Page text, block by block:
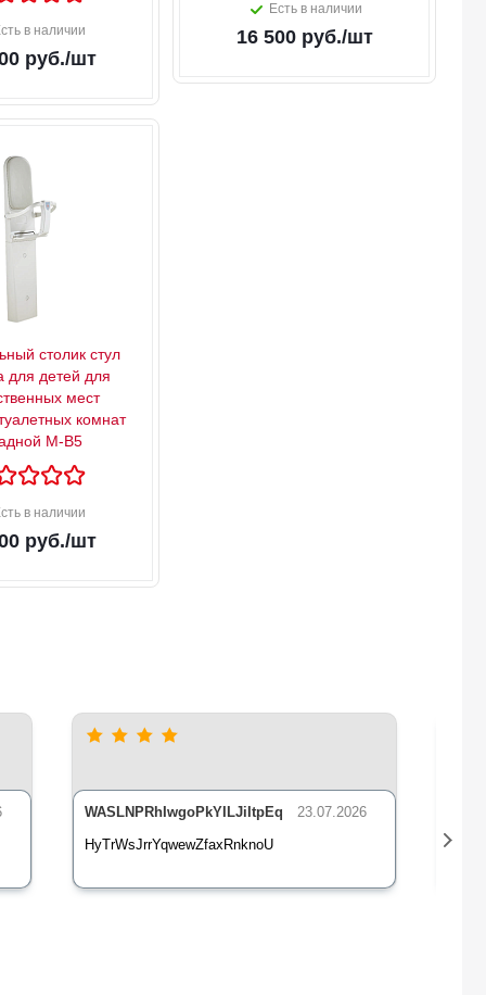
в наличии
руб./шт
Есть в наличии
16 500 руб./шт
столик стул
для детей для
мест
комнат
М-В5
в наличии
руб./шт
23.07.2026
WASLNPRhIwgoPkYILJiItpEq
HyTrWsJrrYqwewZfaxRnknoU